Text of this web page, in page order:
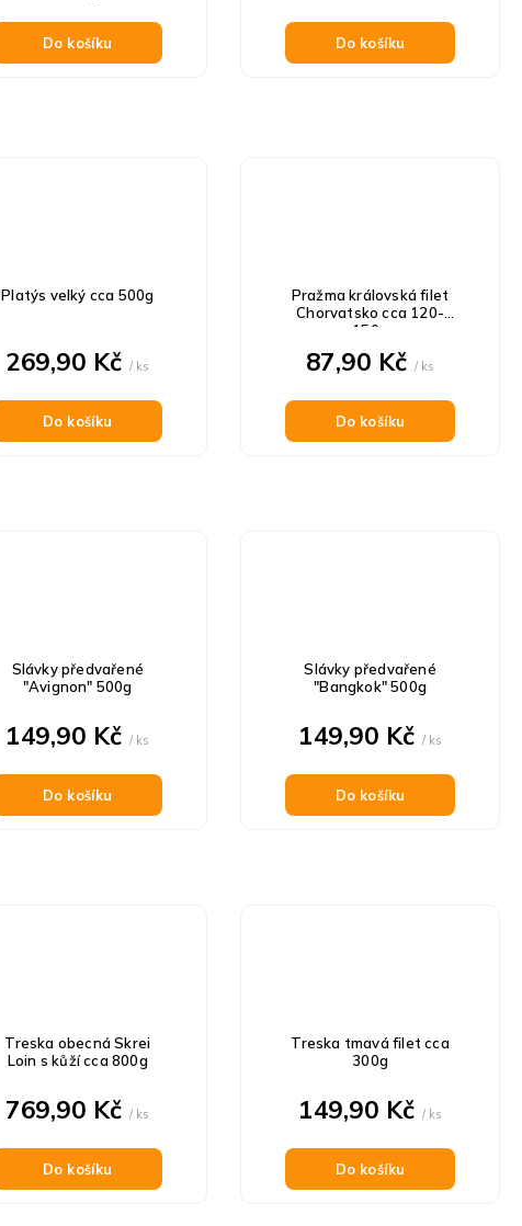
Do košíku Do košíku
Platýs velký cca 500g
269,90 Kč/ ks
Do košíku
Pražma královská filet
Chorvatsko cca 120-
150g
87,90 Kč/ ks
Do košíku
Slávky předvařené
"Avignon" 500g
149,90 Kč/ ks
Do košíku
Slávky předvařené
"Bangkok" 500g
149,90 Kč/ ks
Do košíku
Treska obecná Skrei
Loin s kůží cca 800g
769,90 Kč/ ks
Do košíku
Treska tmavá filet cca
300g
149,90 Kč/ ks
Do košíku